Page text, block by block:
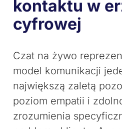
kontaktu w
cyfrowej
Czat na żywo
model komunikacji
największą zaletą
poziom empatii i
zrozumienia